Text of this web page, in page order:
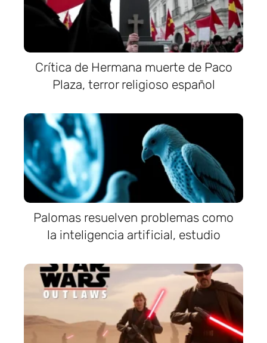
Crítica de Hermana muerte de Paco
Plaza, terror religioso español
Palomas resuelven problemas como
la inteligencia artificial, estudio